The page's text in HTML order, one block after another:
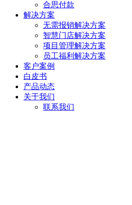
合思付款
解决方案
无需报销解决方案
智慧门店解决方案
项目管理解决方案
员工福利解决方案
客户案例
白皮书
产品动态
关于我们
联系我们